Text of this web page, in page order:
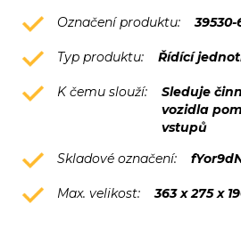
Označení produktu: 39530-
Typ produktu: Řídící
K čemu slouží:
Sleduje
vozidla
vstupů
Skladové označení:
Max. velikost: 363 x 275 x